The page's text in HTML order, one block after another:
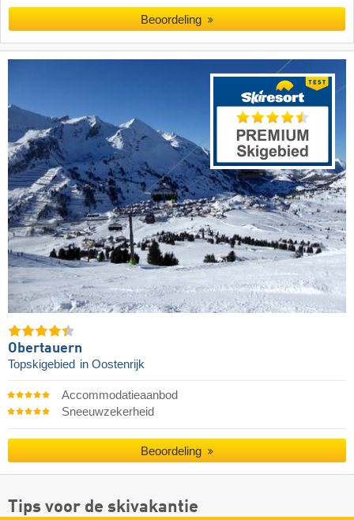
Beoordeling
Obertauern
Topskigebied in Oostenrijk
Accommodatieaanbod
Sneeuwzekerheid
Beoordeling
Tips voor de skivakantie